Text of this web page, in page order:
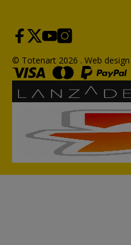
© Totenart 2026 . Web